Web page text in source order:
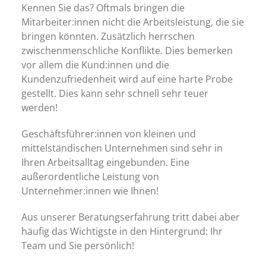
Kennen Sie das? Oftmals bringen die
Mitarbeiter:innen nicht die Arbeitsleistung, die sie
bringen könnten. Zusätzlich herrschen
zwischenmenschliche Konflikte. Dies bemerken
vor allem die Kund:innen und die
Kundenzufriedenheit wird auf eine harte Probe
gestellt. Dies kann sehr schnell sehr teuer
werden!
Geschäftsführer:innen von kleinen und
mittelständischen Unternehmen sind sehr in
Ihren Arbeitsalltag eingebunden. Eine
außerordentliche Leistung von
Unternehmer:innen wie Ihnen!
Aus unserer Beratungserfahrung tritt dabei aber
häufig das Wichtigste in den Hintergrund: Ihr
Team und Sie persönlich!